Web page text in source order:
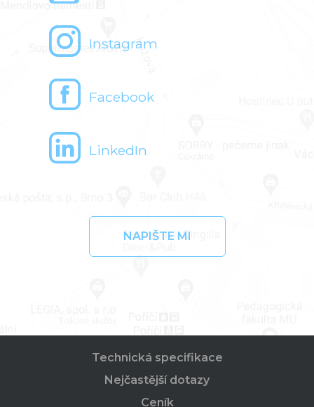
Instagram
Facebook
LinkedIn
NAPIŠTE MI
Technická specifikace
Nejčastější dotazy
Ceník